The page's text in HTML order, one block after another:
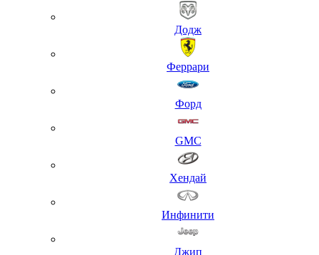
Додж
Феррари
Форд
GMC
Хендай
Инфинити
Джип